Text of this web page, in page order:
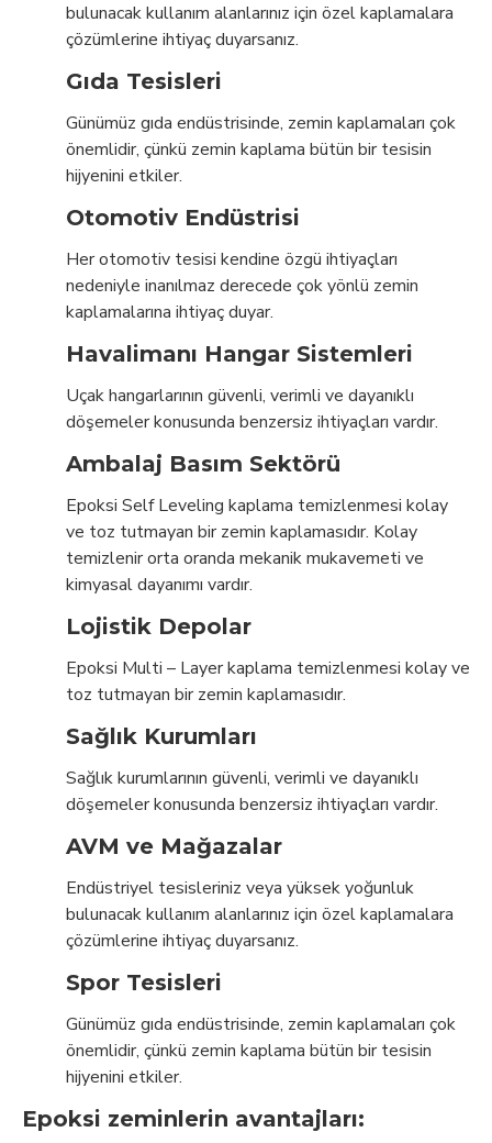
bulunacak kullanım alanlarınız için özel kaplamalara
çözümlerine ihtiyaç duyarsanız.
Gıda Tesisleri
Günümüz gıda endüstrisinde, zemin kaplamaları çok
önemlidir, çünkü zemin kaplama bütün bir tesisin
hijyenini etkiler.
Otomotiv Endüstrisi
Her otomotiv tesisi kendine özgü ihtiyaçları
nedeniyle inanılmaz derecede çok yönlü zemin
kaplamalarına ihtiyaç duyar.
Havalimanı Hangar Sistemleri
Uçak hangarlarının güvenli, verimli ve dayanıklı
döşemeler konusunda benzersiz ihtiyaçları vardır.
Ambalaj Basım Sektörü
Epoksi Self Leveling kaplama temizlenmesi kolay
ve toz tutmayan bir zemin kaplamasıdır. Kolay
temizlenir orta oranda mekanik mukavemeti ve
kimyasal dayanımı vardır.
Lojistik Depolar
Epoksi Multi – Layer kaplama temizlenmesi kolay ve
toz tutmayan bir zemin kaplamasıdır.
Sağlık Kurumları
Sağlık kurumlarının güvenli, verimli ve dayanıklı
döşemeler konusunda benzersiz ihtiyaçları vardır.
AVM ve Mağazalar
Endüstriyel tesisleriniz veya yüksek yoğunluk
bulunacak kullanım alanlarınız için özel kaplamalara
çözümlerine ihtiyaç duyarsanız.
Spor Tesisleri
Günümüz gıda endüstrisinde, zemin kaplamaları çok
önemlidir, çünkü zemin kaplama bütün bir tesisin
hijyenini etkiler.
Epoksi zeminlerin avantajları: